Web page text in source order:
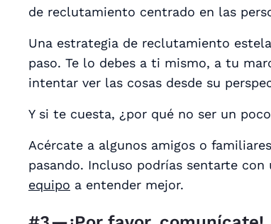
de reclutamiento centrado en las
Una estrategia de reclutamiento
paso. Te lo debes a ti mismo, a tu
intentar ver las cosas desde su
Y si te cuesta, ¿por qué no ser un
Acércate a algunos amigos o
pasando. Incluso podrías sentarte
equipo a entender mejor.